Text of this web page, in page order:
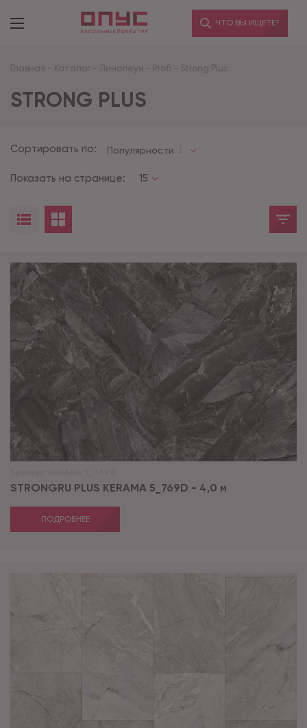
ЧТО ВЫ ИЩЕТЕ?
Главная - Каталог - Линолеум - Profi - Strong Plus
STRONG PLUS
Сортировать по: Популярности
Показать на странице: 15
STRONGRU PLUS KERAMA 5_769D - 4,0 м
ПОДРОБНЕЕ